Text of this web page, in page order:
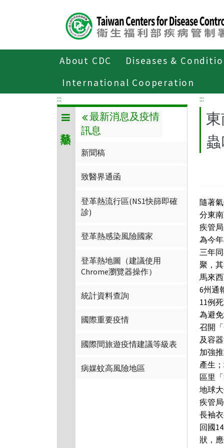
About CDC
Diseases &
International Cooperation
傳染病與防疫專題
:::
最新消息及疫情
訊息
新聞稿
致醫界通函
登革熱流行區(NS1快篩即確
診)
登革熱感染風險國家
登革熱地圖（建議使用
Chrome瀏覽器操作）
統計資料查詢
國際重要疫情
國際間旅遊疫情建議等級表
病媒蚊高風險地區
:::
隨著
分東
疾管
為今
三年
聚，
馬來
6州通
11例
為避
召開
及容
加強
產生
區里
地球
疾管
長袖
回國
狀，